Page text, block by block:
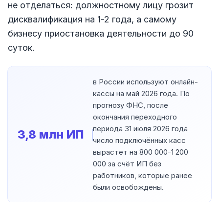
не отделаться: должностному лицу грозит
дисквалификация на 1-2 года, а самому
бизнесу приостановка деятельности до 90
суток.
3,8 млн ИП
в России используют онлайн-
кассы на май 2026 года. По
прогнозу ФНС, после
окончания переходного
периода 31 июля 2026 года
число подключённых касс
вырастет на 800 000-1 200
000 за счёт ИП без
работников, которые ранее
были освобождены.